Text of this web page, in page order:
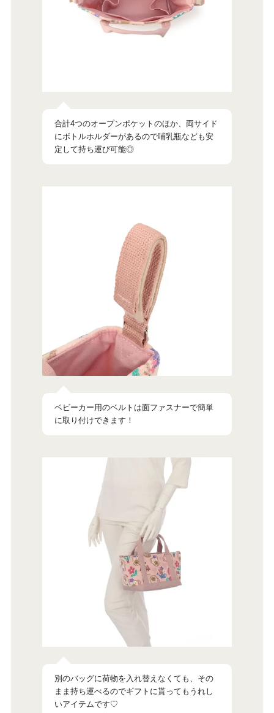
合計4つのオープンポケットのほか、両サイド
にボトルホルダーがあるので哺乳瓶なども安
ベビーカー用のベルトは面ファスナーで簡単
別のバッグに荷物を入れ替えなくても、その
まま持ち運べるのでギフトに貰ってもうれし